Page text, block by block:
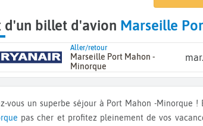
d'un billet d'avion Marseille
Aller/retour
Marseille Port Mahon -
Minorque
vous un superbe séjour à Port Mahon -Minorque !
pas cher et profitez pleinement de vos